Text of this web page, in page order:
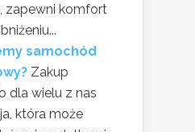
zapewni komfort
samochód
Zakup
dla wielu z nas
która może